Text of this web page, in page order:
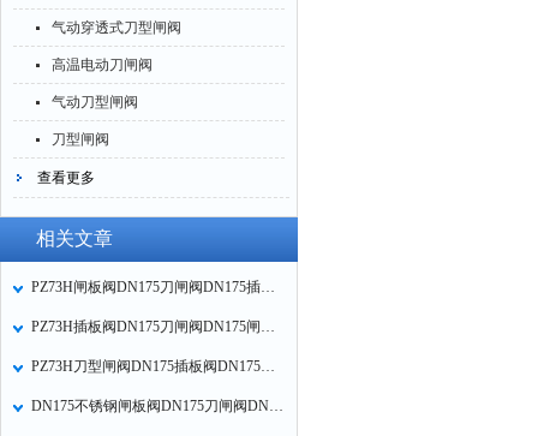
气动穿透式刀型闸阀
高温电动刀闸阀
气动刀型闸阀
刀型闸阀
查看更多
相关文章
PZ73H闸板阀DN175刀闸阀DN175插板阀DN175刀型闸阀的性能规范
PZ73H插板阀DN175刀闸阀DN175闸板阀DN175刀型闸阀的适用范围
PZ73H刀型闸阀DN175插板阀DN175刀闸阀DN175闸板阀的技术参数
DN175不锈钢闸板阀DN175刀闸阀DN175闸插板阀PZ73W的主要性能规范